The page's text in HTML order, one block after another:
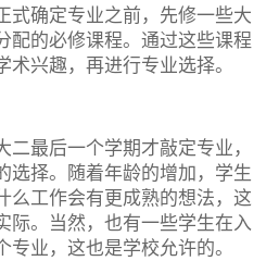
式确定专业之前，先修一些大
配的必修课程。通过这些课程
兴趣，再进行专业选择。
最后一个学期才敲定专业，
选择。随着年龄的增加，学生
么工作会有更成熟的想法，这
际。当然，也有一些学生在入
业，这也是学校允许的。